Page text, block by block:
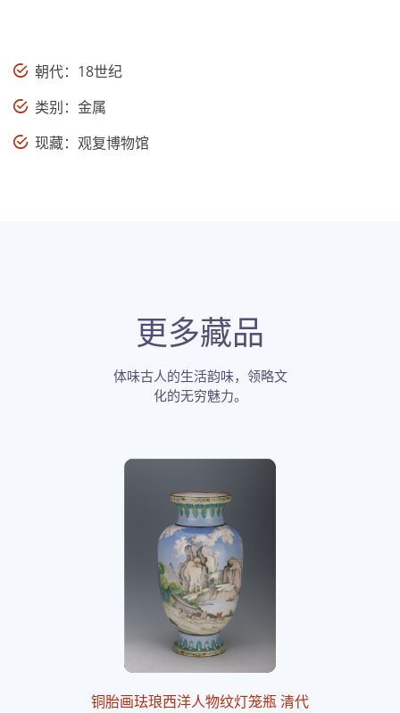
朝代：18世纪
类别：金属
现藏：观复博物馆
更多藏品
体味古人的生活韵味，领略文
化的无穷魅力。
铜胎画珐琅西洋人物纹灯笼瓶 清代